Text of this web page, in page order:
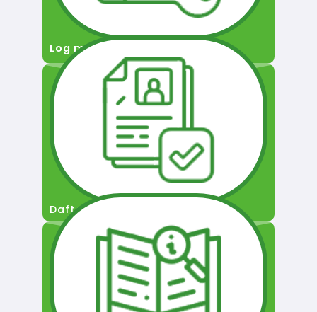
Log masuk
Daftar Pengguna